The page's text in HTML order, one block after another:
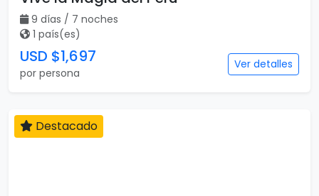
9 días / 7 noches
1 país(es)
USD $1,697
por persona
Ver detalles
Destacado